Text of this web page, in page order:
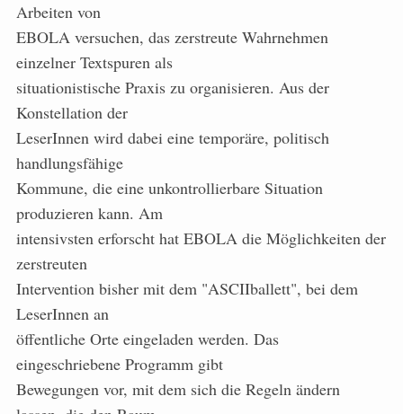
Arbeiten von
EBOLA versuchen, das zerstreute Wahrnehmen
einzelner Textspuren als
situationistische Praxis zu organisieren. Aus der
Konstellation der
LeserInnen wird dabei eine temporäre, politisch
handlungsfähige
Kommune, die eine unkontrollierbare Situation
produzieren kann. Am
intensivsten erforscht hat EBOLA die Möglichkeiten der
zerstreuten
Intervention bisher mit dem "ASCIIballett", bei dem
LeserInnen an
öffentliche Orte eingeladen werden. Das
eingeschriebene Programm gibt
Bewegungen vor, mit dem sich die Regeln ändern